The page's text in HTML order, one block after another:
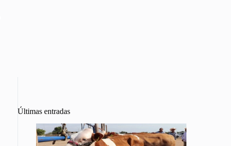
Últimas entradas